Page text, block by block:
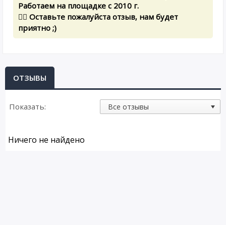
Работаем на площадке с 2010 г.
✍🏻 Оставьте пожалуйста отзыв, нам будет
приятно ;)
ОТЗЫВЫ
Показать:
Ничего не найдено